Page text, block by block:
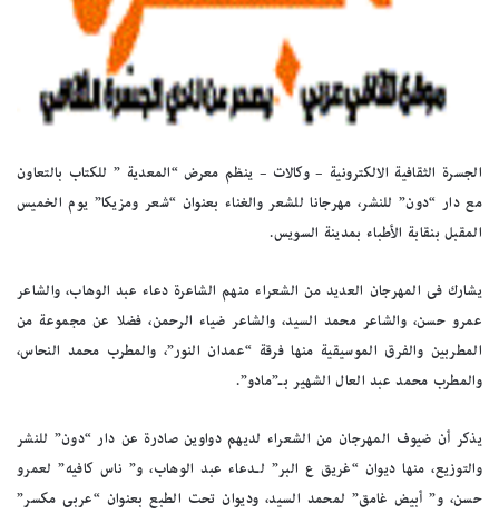
الجسرة الثقافية الالكترونية – وكالات – ينظم معرض “المعدية ” للكتاب بالتعاون
مع دار “دون” للنشر، مهرجانا للشعر والغناء بعنوان “شعر ومزيكا” يوم الخميس
المقبل بنقابة الأطباء بمدينة السويس.
يشارك فى المهرجان العديد من الشعراء منهم الشاعرة دعاء عبد الوهاب، والشاعر
عمرو حسن، والشاعر محمد السيد، والشاعر ضياء الرحمن، فضلا عن مجموعة من
المطربين والفرق الموسيقية منها فرقة “عمدان النور”، والمطرب محمد النحاس،
والمطرب محمد عبد العال الشهير بـ”مادو”.
يذكر أن ضيوف المهرجان من الشعراء لديهم دواوين صادرة عن دار “دون” للنشر
والتوزيع، منها ديوان “غريق ع البر” لـدعاء عبد الوهاب، و” ناس كافيه” لعمرو
حسن، و” أبيض غامق” لمحمد السيد، وديوان تحت الطبع بعنوان “عربى مكسر”